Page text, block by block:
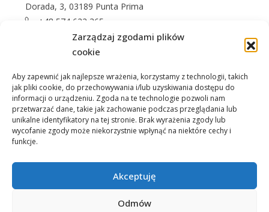
Zarządzaj zgodami plików
cookie
Aby zapewnić jak najlepsze wrażenia, korzystamy z technologii, takich
jak pliki cookie, do przechowywania i/lub uzyskiwania dostępu do
informacji o urządzeniu. Zgoda na te technologie pozwoli nam
przetwarzać dane, takie jak zachowanie podczas przeglądania lub
unikalne identyfikatory na tej stronie. Brak wyrażenia zgody lub
wycofanie zgody może niekorzystnie wpłynąć na niektóre cechy i
funkcje.
Akceptuję
Odmów
Dorada, 3, 03189 Punta Prima
+48 574 622 365
info@casprom.es
Nieruchomości O Nas Jak kupić Okolica